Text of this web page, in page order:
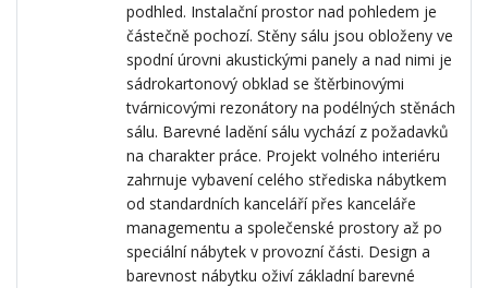
podhled. Instalační prostor nad pohledem je
částečně pochozí. Stěny sálu jsou obloženy ve
spodní úrovni akustickými panely a nad nimi je
sádrokartonový obklad se štěrbinovými
tvárnicovými rezonátory na podélných stěnách
sálu. Barevné ladění sálu vychází z požadavků
na charakter práce. Projekt volného interiéru
zahrnuje vybavení celého střediska nábytkem
od standardních kanceláří přes kanceláře
managementu a společenské prostory až po
speciální nábytek v provozní části. Design a
barevnost nábytku oživí základní barevné